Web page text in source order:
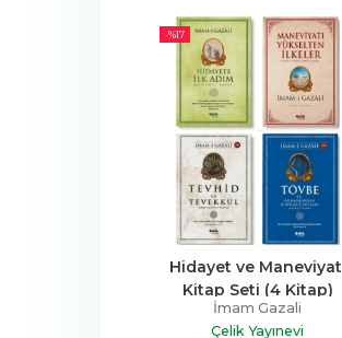
-%17
Hidayet ve Maneviyat
Kitap Seti (4 Kitap)
İmam Gazali
Çelik Yayınevi